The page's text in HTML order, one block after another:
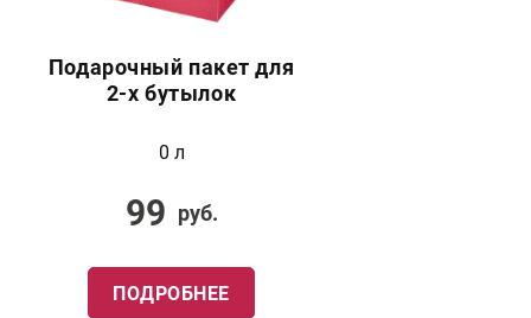
Подарочный пакет для
2-х бутылок
0 л
99 руб.
ПОДРОБНЕЕ